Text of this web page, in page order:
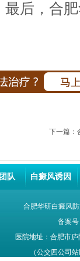
后， 合
下一篇：
队 白癜风诱因
合肥华研白癜风
备案号
医院地址：合肥市
（公交四公司